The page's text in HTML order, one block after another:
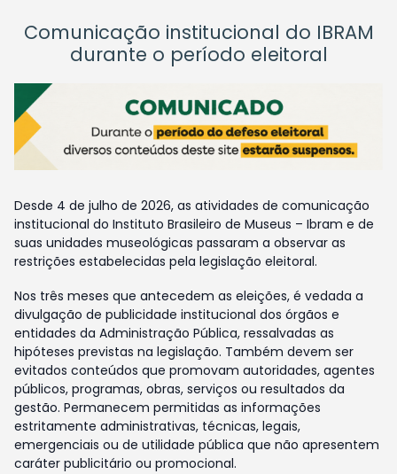
Comunicação institucional do IBRAM
durante o período eleitoral
Desde 4 de julho de 2026, as atividades de comunicação
institucional do Instituto Brasileiro de Museus – Ibram e de
suas unidades museológicas passaram a observar as
restrições estabelecidas pela legislação eleitoral.
Nos três meses que antecedem as eleições, é vedada a
divulgação de publicidade institucional dos órgãos e
entidades da Administração Pública, ressalvadas as
hipóteses previstas na legislação. Também devem ser
evitados conteúdos que promovam autoridades, agentes
públicos, programas, obras, serviços ou resultados da
gestão. Permanecem permitidas as informações
estritamente administrativas, técnicas, legais,
emergenciais ou de utilidade pública que não apresentem
caráter publicitário ou promocional.